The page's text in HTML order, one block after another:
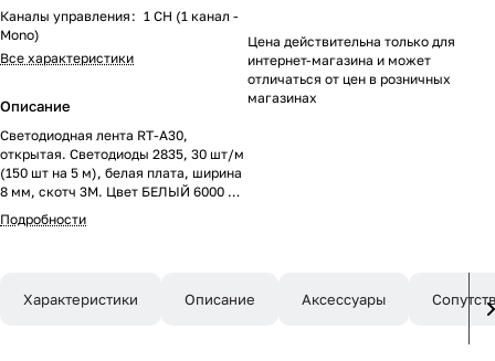
Каналы управления : 1 CH (1 канал -
Mono)
Все характеристики
Описание
Светодиодная лента RT-A30,
открытая. Светодиоды 2835, 30 шт/м
(150 шт на 5 м), белая плата, ширина
8 мм, скотч 3M. Цвет БЕЛЫЙ 6000 K,
цветопередача CRI>85, угол 120°.
Питание 24V, мощность 2.9 Вт/м
Подробности
Цена действительна только для
интернет-магазина и может
отличаться от цен в розничных
магазинах
Характеристики Описание Аксессуары